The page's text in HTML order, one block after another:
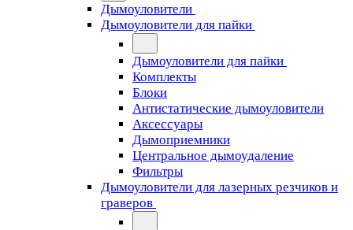
Дымоуловители
Дымоуловители для пайки
Дымоуловители для пайки
Комплекты
Блоки
Антистатические дымоуловители
Аксессуары
Дымоприемники
Центральное дымоудаление
Фильтры
Дымоуловители для лазерных резчиков и
граверов